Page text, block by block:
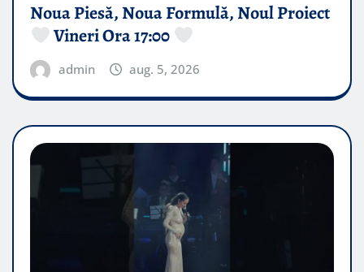
Noua Piesă, Noua Formulă, Noul Proiect
Vineri Ora 17:00
admin aug. 5, 2026